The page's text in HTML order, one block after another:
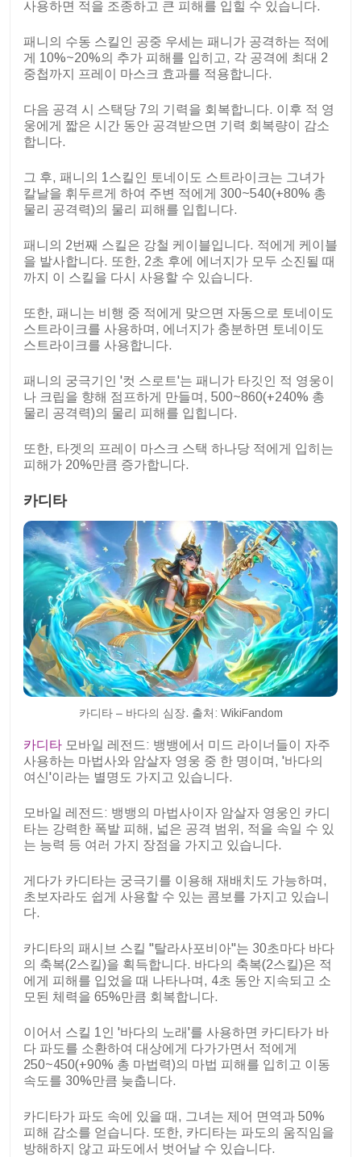
사용하면 적을 조종하고 큰 피해를 입힐 수 있습니다.
패니의 수동 스킬인 공중 우세는 패니가 공격하는 적에
게 10%~20%의 추가 피해를 입히고, 각 공격에 최대 2
중첩까지 프레이 마스크 효과를 적용합니다.
다음 공격 시 스택당 7의 기력을 회복합니다. 이후 적 영
웅에게 짧은 시간 동안 공격받으면 기력 회복량이 감소
합니다.
그 후, 패니의 1스킬인 토네이도 스트라이크는 그녀가
칼날을 휘두르게 하여 주변 적에게 300~540(+80% 총
물리 공격력)의 물리 피해를 입힙니다.
패니의 2번째 스킬은 강철 케이블입니다. 적에게 케이블
을 발사합니다. 또한, 2초 후에 에너지가 모두 소진될 때
까지 이 스킬을 다시 사용할 수 있습니다.
또한, 패니는 비행 중 적에게 맞으면 자동으로 토네이도
스트라이크를 사용하며, 에너지가 충분하면 토네이도
스트라이크를 사용합니다.
패니의 궁극기인 '컷 스로트'는 패니가 타깃인 적 영웅이
나 크립을 향해 점프하게 만들며, 500~860(+240% 총
물리 공격력)의 물리 피해를 입힙니다.
또한, 타겟의 프레이 마스크 스택 하나당 적에게 입히는
피해가 20%만큼 증가합니다.
카디타
카디타 – 바다의 심장. 출처: WikiFandom
카디타 모바일 레전드: 뱅뱅에서 미드 라이너들이 자주
사용하는 마법사와 암살자 영웅 중 한 명이며, '바다의
여신'이라는 별명도 가지고 있습니다.
모바일 레전드: 뱅뱅의 마법사이자 암살자 영웅인 카디
타는 강력한 폭발 피해, 넓은 공격 범위, 적을 속일 수 있
는 능력 등 여러 가지 장점을 가지고 있습니다.
게다가 카디타는 궁극기를 이용해 재배치도 가능하며,
초보자라도 쉽게 사용할 수 있는 콤보를 가지고 있습니
다.
카디타의 패시브 스킬 "탈라사포비아"는 30초마다 바다
의 축복(2스킬)을 획득합니다. 바다의 축복(2스킬)은 적
에게 피해를 입었을 때 나타나며, 4초 동안 지속되고 소
모된 체력을 65%만큼 회복합니다.
이어서 스킬 1인 '바다의 노래'를 사용하면 카디타가 바
다 파도를 소환하여 대상에게 다가가면서 적에게
250~450(+90% 총 마법력)의 마법 피해를 입히고 이동
속도를 30%만큼 늦춥니다.
카디타가 파도 속에 있을 때, 그녀는 제어 면역과 50%
피해 감소를 얻습니다. 또한, 카디타는 파도의 움직임을
방해하지 않고 파도에서 벗어날 수 있습니다.